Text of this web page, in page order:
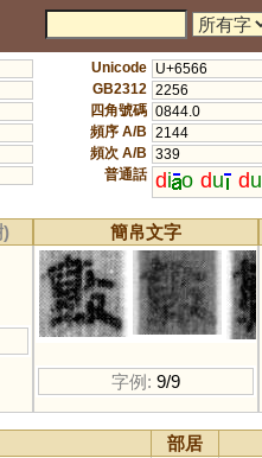
Unicode U+6566
GB2312 2256
四角號碼 0844.0
頻序 A/B 2144
頻次 A/B 339
普通話 di o du du
簡帛文字
字例: 9/9
部居